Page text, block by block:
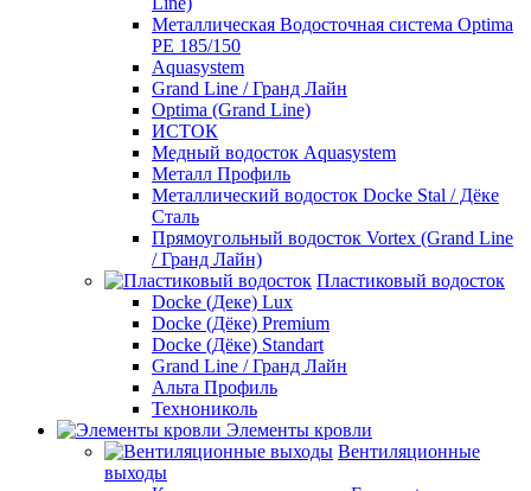
Металлическая Водосточная система Optima
PE 185/150
Aquasystem
Grand Line / Гранд Лайн
Optima (Grand Line)
ИСТОК
Медный водосток Aquasystem
Металл Профиль
Металлический водосток Docke Stal / Дёке
Сталь
Прямоугольный водосток Vortex (Grand Line
/ Гранд Лайн)
Пластиковый водосток
Docke (Деке) Lux
Docke (Дёке) Premium
Docke (Дёке) Standart
Grand Line / Гранд Лайн
Альта Профиль
Технониколь
Элементы кровли
Вентиляционные
выходы